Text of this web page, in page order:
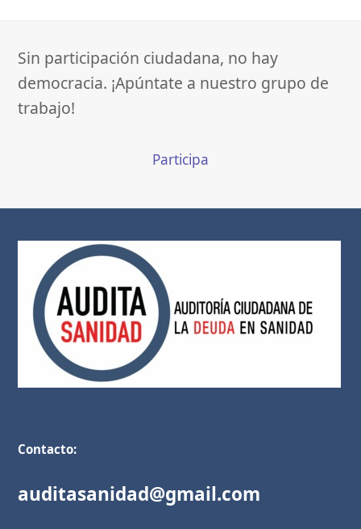
Sin participación ciudadana, no hay
democracia. ¡Apúntate a nuestro grupo de
trabajo!
Participa
Contacto:
auditasanidad@gmail.com